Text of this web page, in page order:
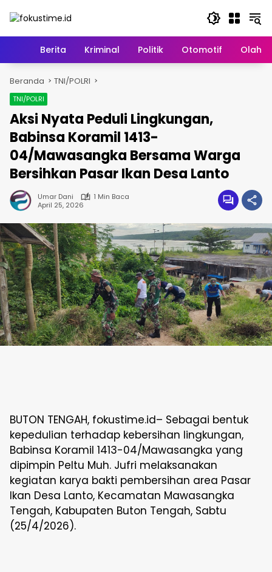
HomeBerita Kriminal Politik Otomotif
Beranda TNI/POLRI
TNI/POLRI
Aksi Nyata Peduli Lingkungan,
Babinsa Koramil 1413-
04/Mawasangka Bersama Warga
Bersihkan Pasar Ikan Desa Lanto
Umar Dani
1 Min Baca
April 25, 2026
BUTON TENGAH, fokustime.id– Sebagai bentuk
kepedulian terhadap kebersihan lingkungan,
Babinsa Koramil 1413-04/Mawasangka yang
dipimpin Peltu Muh. Jufri melaksanakan
kegiatan karya bakti pembersihan area Pasar
Ikan Desa Lanto, Kecamatan Mawasangka
Tengah, Kabupaten Buton Tengah, Sabtu
(25/4/2026).